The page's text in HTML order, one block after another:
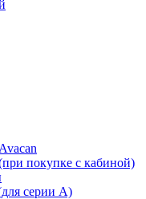
покупке с кабиной)
серии A)